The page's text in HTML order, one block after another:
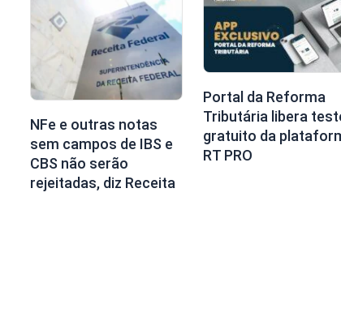
NFe e outras notas
sem campos de IBS e
CBS não serão
rejeitadas, diz Receita
Portal da Reforma
Tributária libera
gratuito da
RT PRO